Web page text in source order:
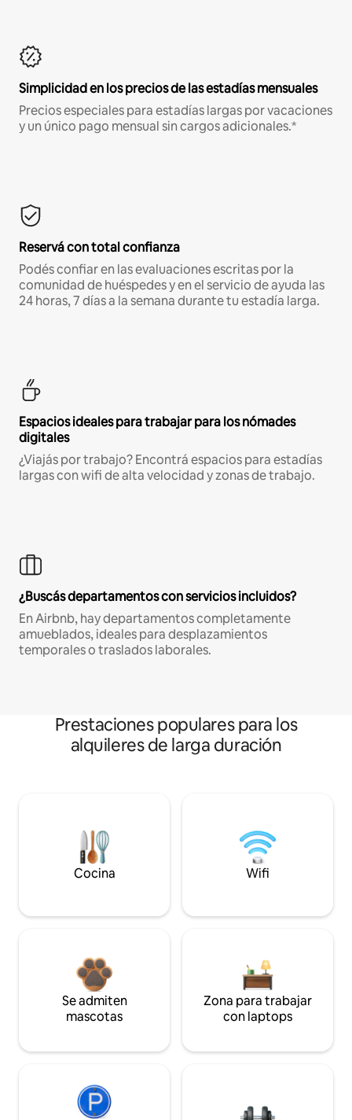
Simplicidad en los precios de las estadías mensuales
Precios especiales para estadías largas por vacaciones
y un único pago mensual sin cargos adicionales.*
Reservá con total confianza
Podés confiar en las evaluaciones escritas por la
comunidad de huéspedes y en el servicio de ayuda las
24 horas, 7 días a la semana durante tu estadía larga.
Espacios ideales para trabajar para los nómades
digitales
¿Viajás por trabajo? Encontrá espacios para estadías
largas con wifi de alta velocidad y zonas de trabajo.
¿Buscás departamentos con servicios incluidos?
En Airbnb, hay departamentos completamente
amueblados, ideales para desplazamientos
temporales o traslados laborales.
Prestaciones populares para los
alquileres de larga duración
Cocina Wifi
Se admiten
mascotas
Zona para trabajar
con laptops